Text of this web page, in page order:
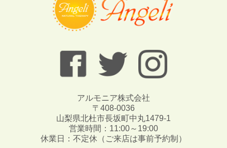
アルモニア株式会社
〒408-0036
山梨県北杜市長坂町中丸1479-1
営業時間：11:00～19:00
休業日：不定休（ご来店は事前予約制）